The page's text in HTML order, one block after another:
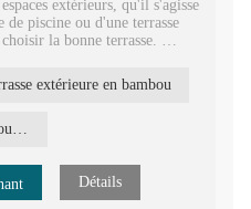
extérieurs, qu'il s'agisse
piscine ou d'une terrasse
la bonne terrasse.
une excellente option.
extérieure en bambou
Terrasse extérieure en bambou REBO
Détails